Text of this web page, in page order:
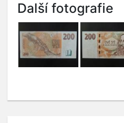
Další fotografie